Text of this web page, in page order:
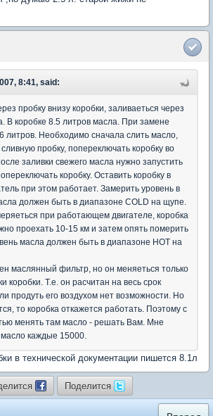
8:41, said:
пробку внизу коробки, заливаеться через
В коробке 8.5 литров масла. При замене
литров. Необходимо сначала слить масло,
пробку, попереключать коробку во
заливки свежего масла нужно запустить
коробку. Оставить коробку в
при этом работает. Замерить уровень в
должен быть в диапазоне COLD на щупе.
при работающем двигателе, коробка
проехать 10-15 км и затем опять померить
масла должен быть в диапазоне HOT на
маслянный фильтр, но он меняеться только
коробки. Т.е. он расчитан на весь срок
продуть его воздухом нет возможности. Но
то коробка откажется работать. Поэтому с
менять там масло - решать Вам. Мне
каждые 15000.
в технической документации пишется 8.1л
Поделится